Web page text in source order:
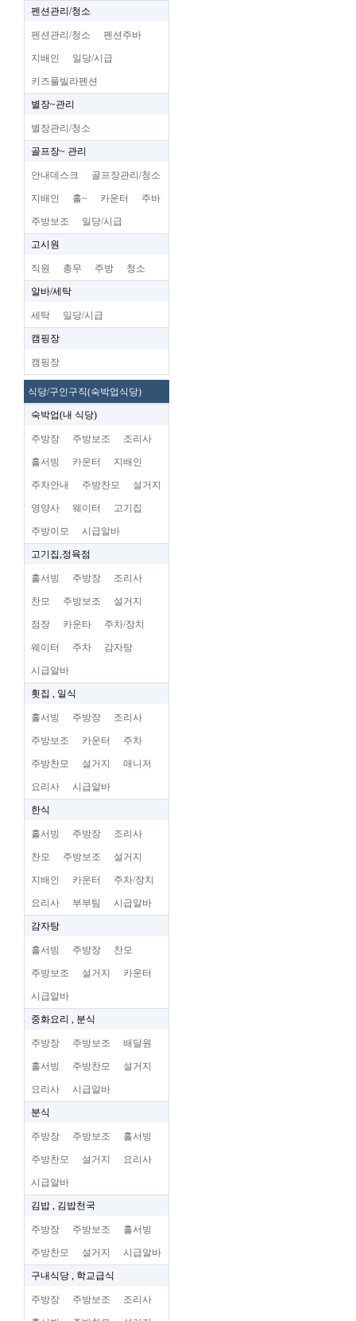
펜션관리/청소
펜션관리/청소 펜션주바
지배인 일당/시급
키즈풀빌라펜션
별장~관리
별장관리/청소
골프장~ 관리
안내데스크 골프장관리/청소
지배인 홀~ 카운터 주바
주방보조 일당/시급
고시원
직원 총무 주방 청소
알바/세탁
세탁 일당/시급
캠핑장
캠핑장
식당/구인구직(숙박업식당)
숙박업(내 식당)
주방장 주방보조 조리사
홀서빙 카운터 지배인
주차안내 주방찬모 설거지
영양사 웨이터 고기집
주방이모 시급알바
고기집,정육점
홀서빙 주방장 조리사
찬모 주방보조 설거지
점장 카운타 주차/장치
웨이터 주차 감자탕
시급알바
횟집 , 일식
홀서빙 주방장 조리사
주방보조 카운터 주차
주방찬모 설거지 매니저
요리사 시급알바
한식
홀서빙 주방장 조리사
찬모 주방보조 설거지
지배인 카운터 주차/장치
요리사 부부팀 시급알바
감자탕
홀서빙 주방장 찬모
주방보조 설거지 카운터
시급알바
중화요리 , 분식
주방장 주방보조 배달원
홀서빙 주방찬모 설거지
요리사 시급알바
분식
주방장 주방보조 홀서빙
주방찬모 설거지 요리사
시급알바
김밥 , 김밥천국
주방장 주방보조 홀서빙
주방찬모 설거지 시급알바
구내식당 , 학교급식
주방장 주방보조 조리사